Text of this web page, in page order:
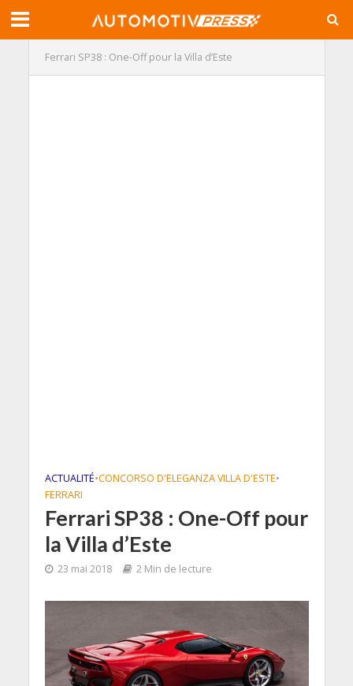
Ferrari SP38 : One-Off pour la Villa d’Este
ACTUALITÉ•CONCORSO D'ELEGANZA VILLA D'ESTE•
FERRARI
Ferrari SP38 : One-Off pour
la Villa d’Este
23 mai 2018 2 Min de lecture